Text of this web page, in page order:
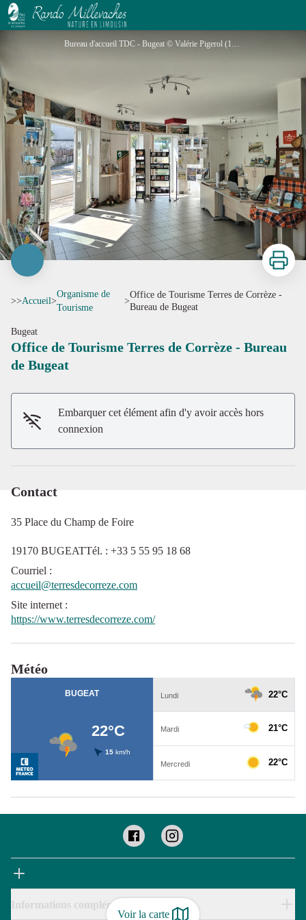
Office de Tourisme Terres de Corrèze - Bureau de Bugeat
Voir la carte
Bureau d'accueil TDC - Bugeat © Valérie Pigerol (1) - V Pigerol
Imprimer
>>Accueil>
Organisme de
Tourisme
>
Office de Tourisme Terres de Corrèze -
Bureau de Bugeat
Bugeat
Office de Tourisme Terres de Corrèze - Bureau
de Bugeat
Embarquer cet élément afin d'y avoir accès hors
connexion
Contact
35 Place du Champ de Foire
19170 BUGEATTél. : +33 5 55 95 18 68
Courriel :
accueil@terresdecorreze.com
Site internet :
https://www.terresdecorreze.com/
Météo
Informations complémentaires